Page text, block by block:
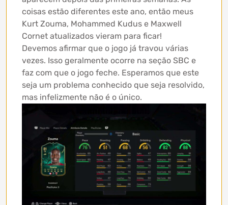
coisas estão diferentes este ano, então meus
Kurt Zouma, Mohammed Kudus e Maxwell
Cornet atualizados vieram para ficar!
Devemos afirmar que o jogo já travou várias
vezes. Isso geralmente ocorre na seção SBC e
faz com que o jogo feche. Esperamos que este
seja um problema conhecido que seja resolvido,
mas infelizmente não é o único.